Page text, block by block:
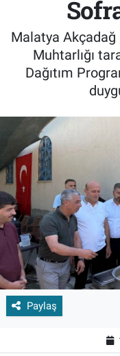
Malatya Akçadağ
Muhtarlığı
Dağıtım
Paylaş